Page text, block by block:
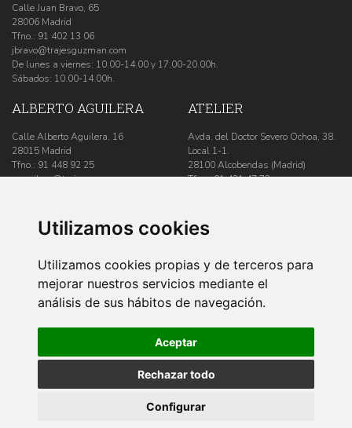
Utilizamos cookies
Utilizamos cookies propias y de terceros para
mejorar nuestros servicios mediante el
análisis de sus hábitos de navegación.
Aceptar
Rechazar todo
Configurar
Calle Juan Bravo, 65
28006 Madrid
Tfno.: 91 402 13 06
jbravo@trajesguzman.com
De lunes a viernes: 10.00-14.00 y 17.00-20.00h.
Sábados: 10.00-14.00h.
ALBERTO AGUILERA
Calle Alberto Aguilera, 16
28015 Madrid
Tfno.: 91 448 92 25
aaguilera@trajesguzman.com
Sábados: 10.00-14.00h.
ATELIER
Avda. del Doctor Severo Ochoa, 38.
Local 1-1.
28100 Alcobendas (Madrid)
Tfno.:91 431 47 73
SÍGUENOS
Copyright © Trajes Guzmán